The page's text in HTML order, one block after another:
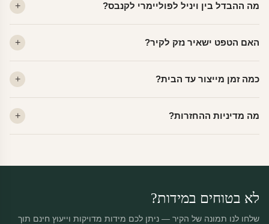
מה ההבדל בין ויניל לפוליימרי לקנבס?
פרמיום. קנבס — בד אמנותי יוקרתי, מט.
האם הטפט ישאיר נזק לקיר?
מתאים לקיר מטויח, גבס, קרמיקה וזכוכית.
כמה זמן מייצור עד הבית?
יוצאות באותו יום.
מה מדיניות ההחזרות?
לא בטוחים במידות?
שלחו לנו תמונה של הקיר — ניתן לכם מידות מדויקות וייעוץ חינם תוך